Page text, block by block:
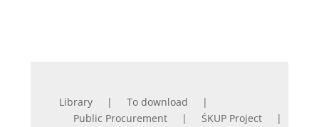
Library
To download
Public Procurement
ŚKUP Project